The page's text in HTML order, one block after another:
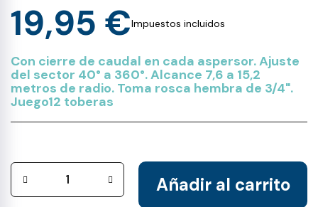
19,95 €Impuestos incluidos
Con cierre de caudal en cada aspersor. Ajuste
del sector 40° a 360°. Alcance 7,6 a 15,2
metros de radio. Toma rosca hembra de 3/4".
Juego12 toberas
Añadir al carrito